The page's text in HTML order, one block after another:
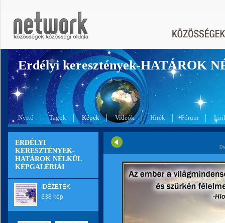
Erdélyi keresztények-HATÁROK
Nyitó Tagok Képek Videók Hírek Fórum
ERDÉLYI
KERESZTÉNYEK-
HATÁROK NÉLKÜL
KÉPGALÉRIÁI
IDÉZETEK
338 kép